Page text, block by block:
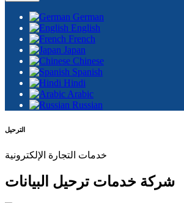
German
English
French
Japan
Chinese
Spanish
Hindi
Arabic
Russian
الترحيل
خدمات التجارة الإلكترونية
شركة خدمات ترحيل البيانات